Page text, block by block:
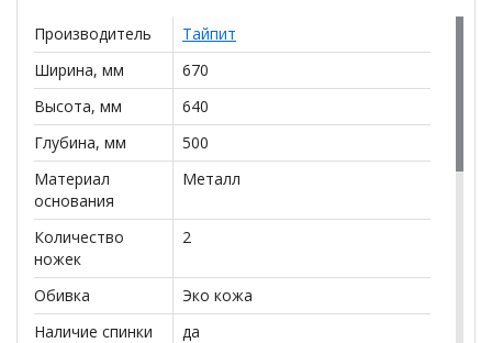
Производитель
Тайпит
Ширина, мм
670
Высота, мм
640
Глубина, мм
500
Материал
основания
Металл
Количество
ножек
2
Обивка
Эко кожа
Наличие спинки
да